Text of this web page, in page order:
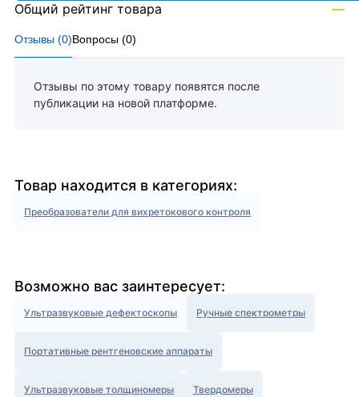
Отзывы (0)Вопросы (0)
Отзывы по этому товару появятся после
публикации на новой платформе.
Общий рейтинг товара —
Товар находится в категориях:
Преобразователи для вихретокового контроля
Возможно вас заинтересует:
Ультразвуковые дефектоскопы Ручные спектрометры
Портативные рентгеновские аппараты
Ультразвуковые толщиномеры Твердомеры